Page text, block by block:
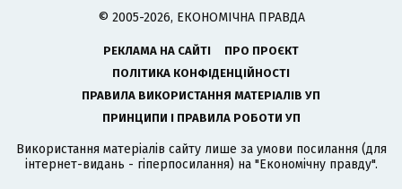
© 2005-2026, ЕКОНОМІЧНА ПРАВДА
РЕКЛАМА НА САЙТІ
ПРО ПРОЄКТ
ПОЛІТИКА КОНФІДЕНЦІЙНОСТІ
ПРАВИЛА ВИКОРИСТАННЯ МАТЕРІАЛІВ УП
ПРИНЦИПИ І ПРАВИЛА РОБОТИ УП
Використання матеріалів сайту лише за умови посилання (для
інтернет-видань - гіперпосилання) на "Економічну правду".